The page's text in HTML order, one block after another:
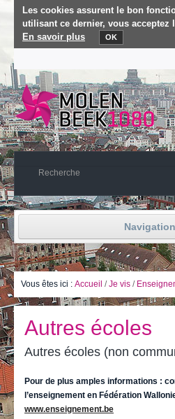
Les cookies assurent le bon
utilisant ce dernier, vous
En savoir plus
OK
Navigation
Accueil
Vie politique
Je visite
Actualités
Vous êtes ici : Accueil /Je vis /
Autres écoles
Autres écoles (non
Pour de plus amples informations :
l’enseignement en Fédération
www.enseignement.be